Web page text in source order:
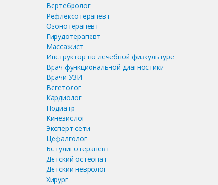
Вертебролог
Рефлексотерапевт
Озонотерапевт
Гирудотерапевт
Массажист
Инструктор по лечебной физкультуре
Врач функциональной диагностики
Врачи УЗИ
Вегетолог
Кардиолог
Подиатр
Кинезиолог
Эксперт сети
Цефалголог
Ботулинотерапевт
Детский остеопат
Детский невролог
Хирург